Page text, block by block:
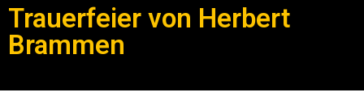
Trauerfeier von Herbert
Brammen